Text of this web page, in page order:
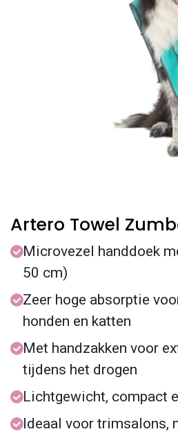
Artero Towel
Microvezel handdoek
50 cm)
Zeer hoge absorptie
honden en katten
Met handzakken voor
tijdens het drogen
Lichtgewicht, compact
Ideaal voor trimsalons,